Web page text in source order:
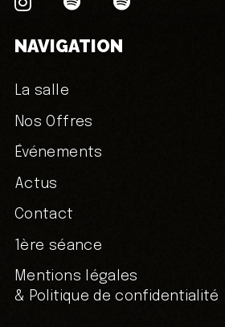
NAVIGATION
La salle
Nos Offres
Événements
Actus
Contact
1ère séance
Mentions légales
& Politique de confidentialité